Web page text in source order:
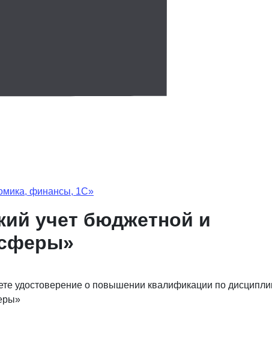
финансы, 1С»
учет бюджетной и
удостоверение о повышении квалификации по